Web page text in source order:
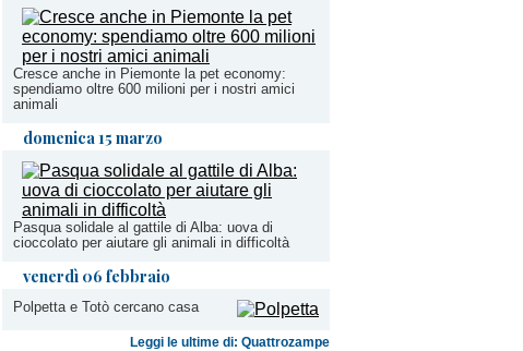
Cresce anche in Piemonte la pet economy:
spendiamo oltre 600 milioni per i nostri amici
animali
domenica 15 marzo
Pasqua solidale al gattile di Alba: uova di
cioccolato per aiutare gli animali in difficoltà
venerdì 06 febbraio
Polpetta e Totò cercano casa
Leggi le ultime di: Quattrozampe